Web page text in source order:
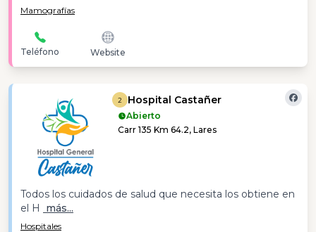
Mamografías
Teléfono Website
2 Hospital Castañer
Abierto
Carr 135 Km 64.2, Lares
Todos los cuidados de salud que necesita los obtiene en
el H
más...
Hospitales